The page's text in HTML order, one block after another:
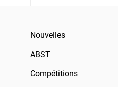
Nouvelles
ABST
Compétitions